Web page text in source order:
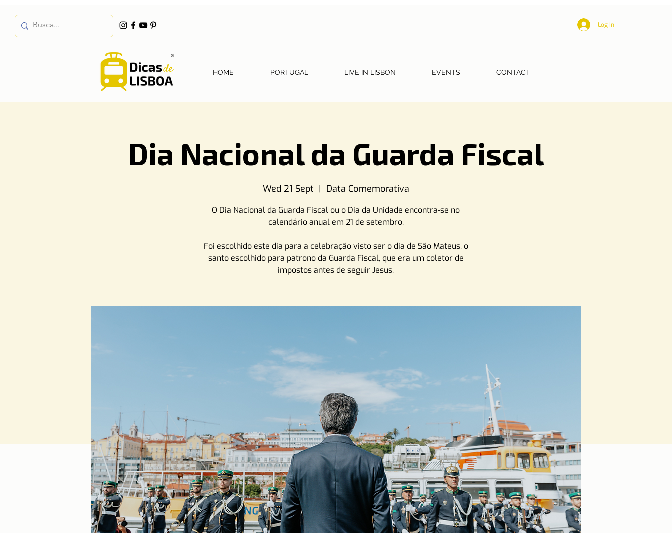
Log In
HOME PORTUGAL LIVE IN LISBON EVENTS CONTACT
Dia Nacional da Guarda Fiscal
Wed 21 Sept
  |
Data Comemorativa
O Dia Nacional da Guarda Fiscal ou o Dia da Unidade encontra-se no
calendário anual em 21 de setembro.
Foi escolhido este dia para a celebração visto ser o dia de São Mateus, o
santo escolhido para patrono da Guarda Fiscal, que era um coletor de
impostos antes de seguir Jesus.